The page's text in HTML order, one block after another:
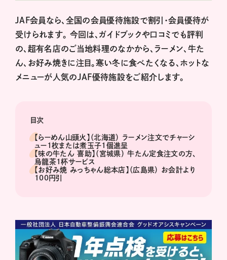
JAF会員なら、全国の会員優待施設で割引・会員優待が
受けられます。 今回は、ガイドブックや口コミでも評判
の、超有名店のご当地料理のなかから、ラーメン、牛た
ん、お好み焼きに注目。寒い冬に食べたくなる、ホットな
メニューが人気のJAF優待施設をご紹介します。
目次
【らーめん山頭火】（北海道） ラーメン注文でチャーシ
ュー1枚または煮玉子1個進呈
【味の牛たん 喜助】（宮城県） 牛たん定食注文の方、
烏龍茶1杯サービス
【お好み焼 みっちゃん総本店】（広島県） お会計より
100円引